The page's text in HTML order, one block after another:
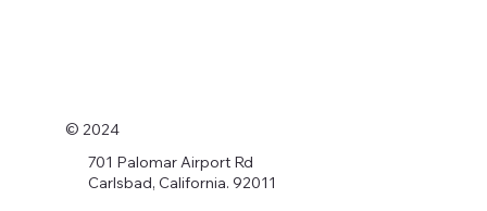
© 2024
701 Palomar Airport Rd
Carlsbad, California. 92011